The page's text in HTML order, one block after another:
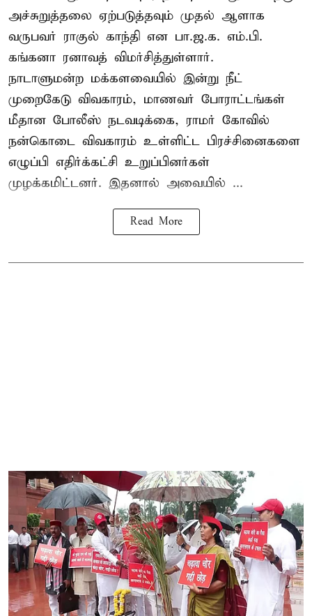
அச்சுறுத்தலை ஏற்படுத்தவும் முதல் ஆளாக
வருபவர் ராகுல் காந்தி என பா.ஜ.க. எம்.பி.
கங்கனா ரனாவத் விமர்சித்துள்ளார்.
நாடாளுமன்ற மக்களவையில் இன்று நீட்
முறைகேடு விவகாரம், மாணவர் போராட்டங்கள்
மீதான போலீஸ் நடவடிக்கை, ராமர் கோவில்
நன்கொடை விவகாரம் உள்ளிட்ட பிரச்சினைகளை
எழுப்பி எதிர்க்கட்சி உறுப்பினர்கள்
முழக்கமிட்டனர். இதனால் அவையில் ...
Read More